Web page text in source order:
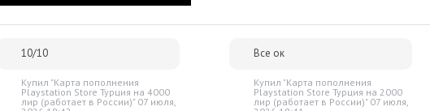
за тем, чтобы наше предложение было действительно
- просто сообщите нам об этом.
для вас всегда будут дешевле розничной цены. При этом
10/10
Купил "Карта пополнения
Playstation Store Турция на 4000
лир (работает в России)" 07 июля,
Все ок
Купил "Карта пополнения
Playstation Store Турция на 2000
лир (работает в России)" 07 июля,